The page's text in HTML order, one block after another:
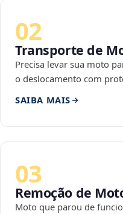
02
Transporte de
Precisa levar sua moto
o deslocamento com
SAIBA MAIS
03
Remoção de
Moto que parou de